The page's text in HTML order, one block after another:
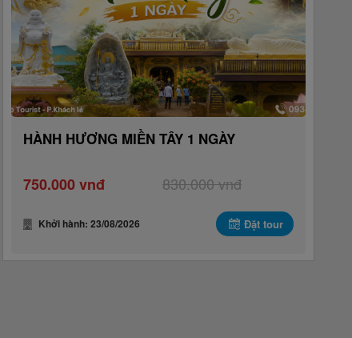
HÀNH HƯƠNG MIỀN TÂY 1 NGÀY
750.000 vnđ 830.000 vnđ
Khởi hành: 23/08/2026 Đặt tour